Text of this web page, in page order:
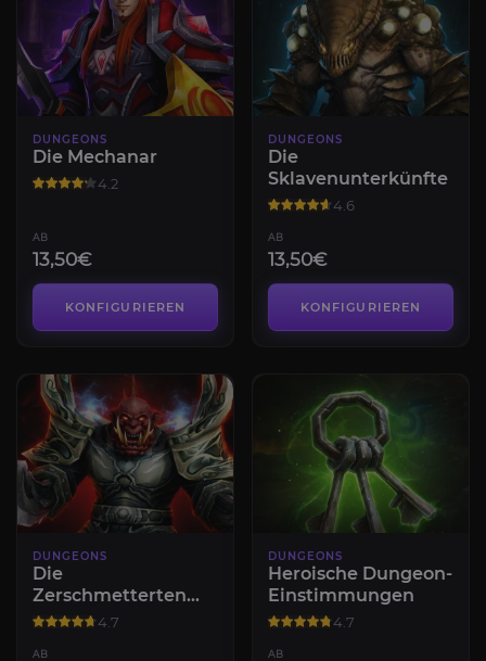
DUNGEONS
Die Mechanar
4.2
AB
13,50€
KONFIGURIEREN
DUNGEONS
Die
Sklavenunterkünfte
4.6
AB
13,50€
KONFIGURIEREN
DUNGEONS
Die
Zerschmetterten
Hallen 4.7
AB
DUNGEONS
Heroische Dungeon-
Einstimmungen
4.7
AB